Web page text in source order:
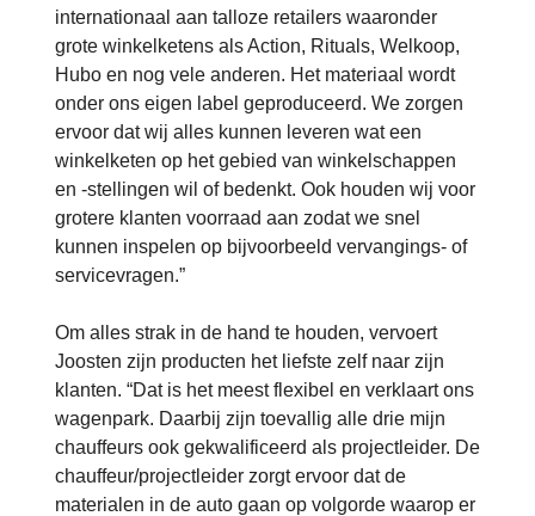
internationaal aan talloze retailers waaronder
grote winkelketens als Action, Rituals, Welkoop,
Hubo en nog vele anderen. Het materiaal wordt
onder ons eigen label geproduceerd. We zorgen
ervoor dat wij alles kunnen leveren wat een
winkelketen op het gebied van winkelschappen
en -stellingen wil of bedenkt. Ook houden wij voor
grotere klanten voorraad aan zodat we snel
kunnen inspelen op bijvoorbeeld vervangings- of
servicevragen.”
Om alles strak in de hand te houden, vervoert
Joosten zijn producten het liefste zelf naar zijn
klanten. “Dat is het meest flexibel en verklaart ons
wagenpark. Daarbij zijn toevallig alle drie mijn
chauffeurs ook gekwalificeerd als projectleider. De
chauffeur/projectleider zorgt ervoor dat de
materialen in de auto gaan op volgorde waarop er